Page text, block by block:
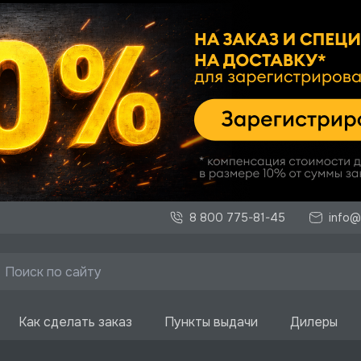
8 800 775-81-45
Как сделать заказ Пункты выдачи Дилеры